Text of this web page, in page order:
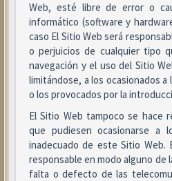
Web, esté libre de error o
informático (software y
caso El Sitio Web será
o perjuicios de cualquier tipo
navegación y el uso del Sitio
limitándose, a los ocasionados
o los provocados por la
El Sitio Web tampoco se hace
que pudiesen ocasionarse a
inadecuado de este Sitio Web.
responsable en modo alguno de
falta o defecto de las